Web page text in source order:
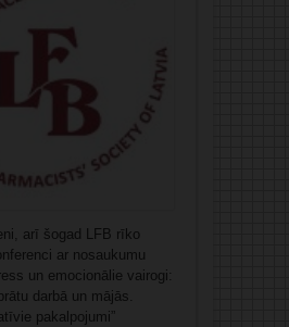
arī šogad LFB rīko
ar nosaukumu
un emocionālie vairogi:
darbā un mājās.
pakalpojumi”